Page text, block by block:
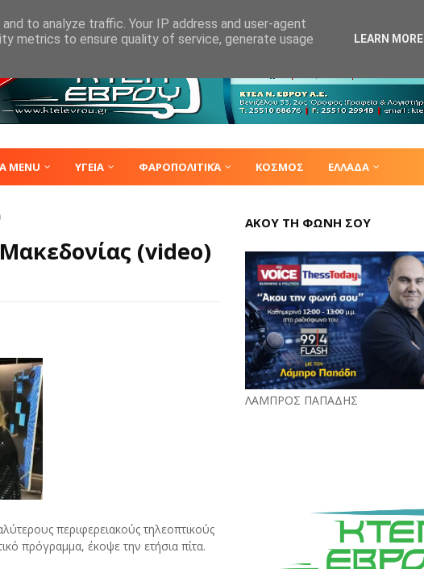
MENU ΥΓΕΙΑ ΦΑΡΟΠΟΛΙΤΙΚΆ ΚΟΣΜΟΣ ΕΛΛΑΔΑ
(video)
περιφερειακούς τηλεοπτικούς
πρόγραμμα, έκοψε την ετήσια πίτα.
ΑΚΟΥ ΤΗ ΦΩΝΗ ΣΟΥ
ΛΑΜΠΡΟΣ ΠΑΠΑΔΗΣ
to analyze traffic. Your IP address and user-agent
metrics to ensure quality of service, generate usage
LEARN MORE